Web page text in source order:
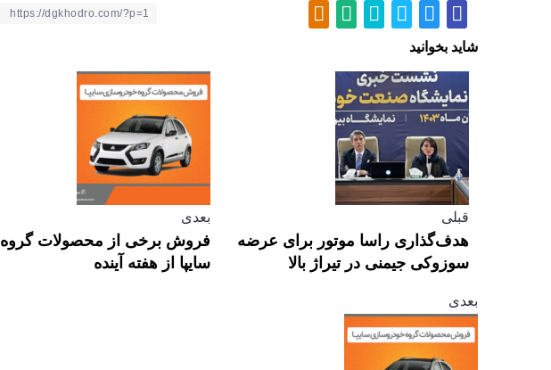
شاید بخوانید
قبلی
هدف‌گذاری راسا موتور برای عرضه
سوزوکی جیمنی در تیراژ بالا
بعدی
فروش برخی از محصولات گروه
سایپا از هفته آینده
بعدی